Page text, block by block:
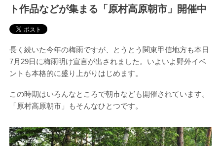
ト作品などが集まる「原村高原朝市」開催中
長く続いた今年の梅雨ですが、とうとう関東甲信地方も本日
7月29日に梅雨明け宣言が出されました。いよいよ野外イベ
ントも本格的に盛り上がりはじめます。
この時期はいろんなところで朝市なども開催されています。
「原村高原朝市」もそんなひとつです。